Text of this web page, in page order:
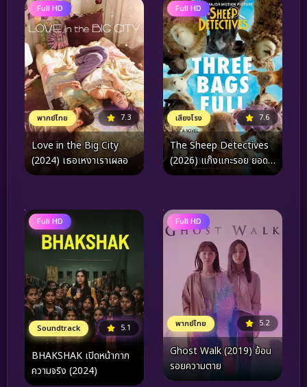
Full HD
พากย์ไทย 7.3
Love in the Big City
(2024) เธอเหงาเราเผลอ
Full HD
เสียงโรง 7.6
The Sheep Detectives
(2026) แก๊งแกะรอย ยอด
นักสืบ
Full HD
Soundtrack 5.1
BHAKSHAK เปิดหน้ากาก
ความจริง (2024)
Full HD
พากย์ไทย 5.2
Ghost Walk (2019) ย้อน
รอยความตาย